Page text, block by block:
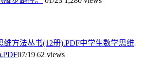
中学生数学思维
07/19 62 views